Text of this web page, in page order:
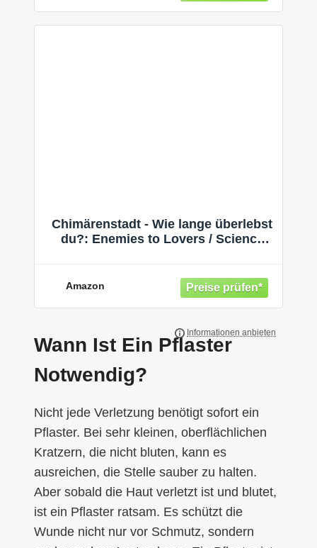
Chimärenstadt - Wie lange überlebst
du?: Enemies to Lovers / Science
Amazon
Wann Ist Ein Pflaster
Notwendig?
Nicht jede Verletzung benötigt sofort ein
Pflaster. Bei sehr kleinen, oberflächlichen
Kratzern, die nicht bluten, kann es
ausreichen, die Stelle sauber zu halten.
Aber sobald die Haut verletzt ist und blutet,
ist ein Pflaster ratsam. Es schützt die
Wunde nicht nur vor Schmutz, sondern